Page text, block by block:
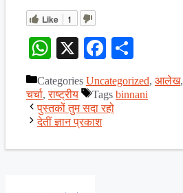
Like 1
WhatsApp
X Facebook
Categories Uncategorized, आलेख,
चर्चा,राष्ट्रीय Tags binnani
पुस्तकों तुम सदा रहो
देतीं ज्ञान प्रकाश